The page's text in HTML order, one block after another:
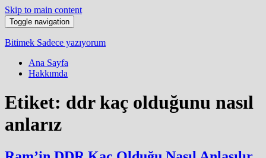
Skip to main content
Toggle navigation
Bitimek Sadece yazıyorum
Ana Sayfa
Hakkımda
Etiket: ddr kaç olduğunu nasıl
anlarız